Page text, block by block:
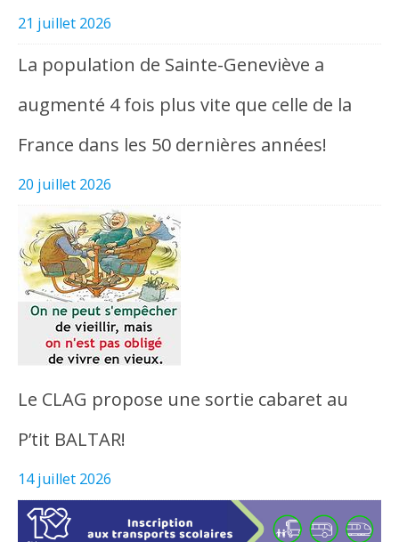
21 juillet 2026
La population de Sainte-Geneviève a
augmenté 4 fois plus vite que celle de la
France dans les 50 dernières années!
20 juillet 2026
Le CLAG propose une sortie cabaret au
P’tit BALTAR!
14 juillet 2026